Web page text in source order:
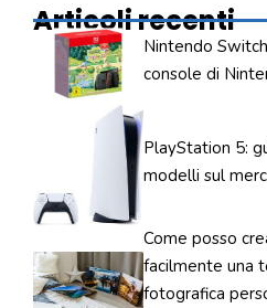
Articoli recenti
Nintendo
console di
PlayStation 5:
modelli sul
Come posso
facilmente una
fotografica